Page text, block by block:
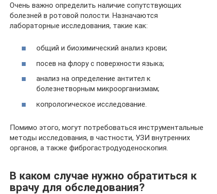
Очень важно определить наличие сопутствующих
болезней в ротовой полости. Назначаются
лабораторные исследования, такие как:
общий и биохимический анализ крови;
посев на флору с поверхности языка;
анализ на определение антител к
болезнетворным микроорганизмам;
копрологическое исследование.
Помимо этого, могут потребоваться инструментальные
методы исследования, в частности, УЗИ внутренних
органов, а также фиброгастродуоденоскопия.
В каком случае нужно обратиться к
врачу для обследования?